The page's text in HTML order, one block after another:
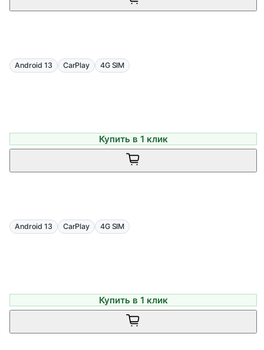
Android 13 CarPlay 4G SIM
Купить в 1 клик
Android 13 CarPlay 4G SIM
Купить в 1 клик